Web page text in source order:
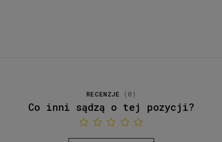
RECENZJE ( 0 )
Co inni sądzą o tej pozycji?